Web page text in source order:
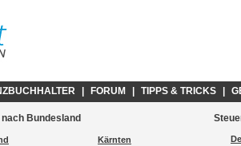
FORUM TIPPS & TRICKS
Bundesland
Kärnten